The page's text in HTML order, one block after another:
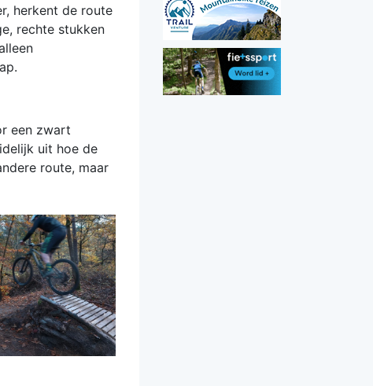
herkent de route
rechte stukken
een zwart
uit hoe de
route, maar